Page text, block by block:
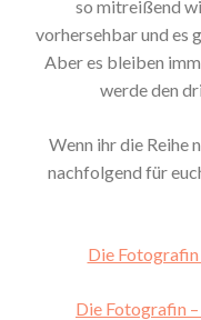
so mitreißend
vorhersehbar und es
Aber es bleiben
werde den
Wenn ihr die Reihe
nachfolgend für
Die Fotografin
Die Fotografin